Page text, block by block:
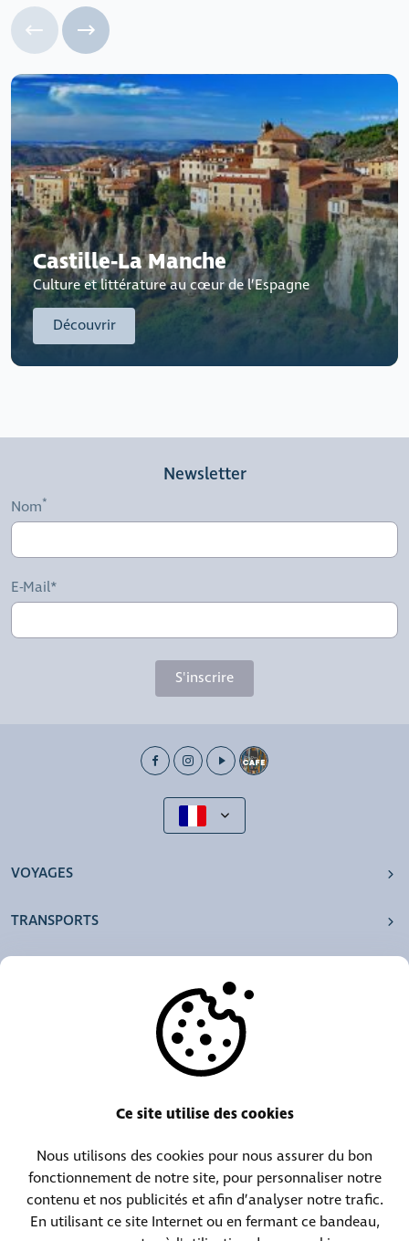
Castille-La Manche
Culture et littérature au cœur de l’Espagne
Découvrir
Newsletter
Nom
E-Mail*
S'inscrire
VOYAGES
TRANSPORTS
Centrale téléphonique :
(+352) 30 01 46-1
Contact objets trouvés :
(+352) 30 01 46 84
Ce site utilise des cookies
Nous utilisons des cookies pour nous assurer du bon
fonctionnement de notre site, pour personnaliser notre
contenu et nos publicités et afin d’analyser notre trafic.
En utilisant ce site Internet ou en fermant ce bandeau,